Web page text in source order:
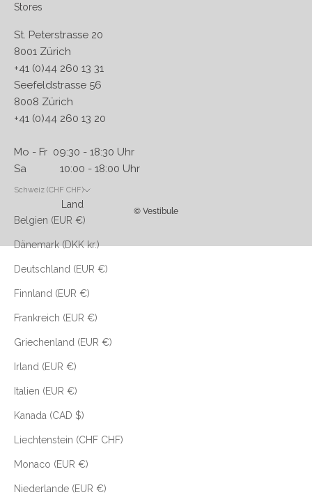
Stores
St. Peterstrasse 20
8001 Zürich
+41 (0)44 260 13 31
Seefeldstrasse 56
8008 Zürich
+41 (0)44 260 13 20
Mo - Fr 09:30 - 18:30 Uhr
Sa 10:00 - 18:00 Uhr
Schweiz (CHF CHF)
Land
Belgien (EUR €)
Dänemark (DKK kr.)
Deutschland (EUR €)
Finnland (EUR €)
Frankreich (EUR €)
Griechenland (EUR €)
Irland (EUR €)
Italien (EUR €)
Kanada (CAD $)
Liechtenstein (CHF CHF)
Monaco (EUR €)
Niederlande (EUR €)
© Vestibule